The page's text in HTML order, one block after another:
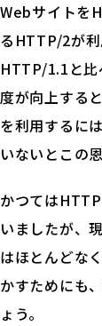
Webサイトを
るHTTP/2が
HTTP/1.1と比
度が向上する
を利用するに
いないとこの
かつては
いましたが、
はほとんどな
かすためにも
ょう。